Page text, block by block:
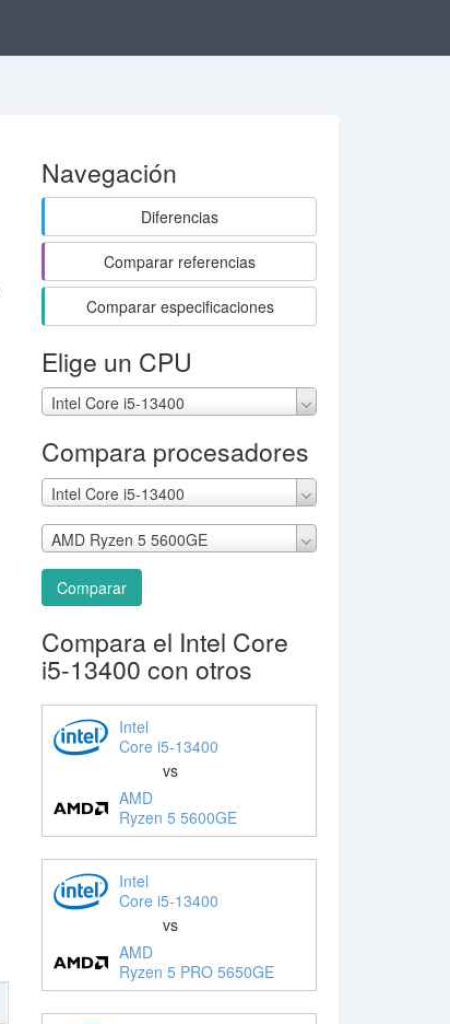
Navegación
Diferencias
Comparar referencias
Comparar especificaciones
Elige un CPU
Intel Core i5-13400
Compara procesadores
Intel Core i5-13400
AMD Ryzen 5 5600GE
Comparar
Compara el Intel Core
i5-13400 con otros
Intel
Core i5-13400
vs
AMD
Ryzen 5 5600GE
Intel
Core i5-13400
vs
AMD
Ryzen 5 PRO 5650GE